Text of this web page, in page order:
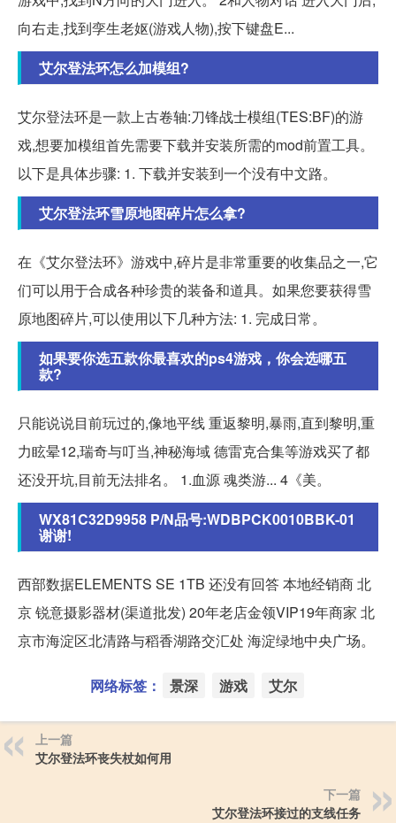
向右走,找到孪生老妪(游戏人物),按下键盘E...
艾尔登法环怎么加模组?
艾尔登法环是一款上古卷轴:刀锋战士模组(TES:BF)的游
戏,想要加模组首先需要下载并安装所需的mod前置工具。
以下是具体步骤: 1. 下载并安装到一个没有中文路。
艾尔登法环雪原地图碎片怎么拿?
在《艾尔登法环》游戏中,碎片是非常重要的收集品之一,它
们可以用于合成各种珍贵的装备和道具。如果您要获得雪
原地图碎片,可以使用以下几种方法: 1. 完成日常。
如果要你选五款你最喜欢的ps4游戏，你会选哪五
款?
只能说说目前玩过的,像地平线 重返黎明,暴雨,直到黎明,重
力眩晕12,瑞奇与叮当,神秘海域 德雷克合集等游戏买了都
还没开坑,目前无法排名。 1.血源 魂类游... 4《美。
WX81C32D9958 P/N品号:WDBPCK0010BBK-01
谢谢!
西部数据ELEMENTS SE 1TB 还没有回答 本地经销商 北
京 锐意摄影器材(渠道批发) 20年老店金领VIP19年商家 北
京市海淀区北清路与稻香湖路交汇处 海淀绿地中央广场。
网络标签： 景深 游戏 艾尔
上一篇
艾尔登法环丧失杖如何用
下一篇
艾尔登法环接过的支线任务